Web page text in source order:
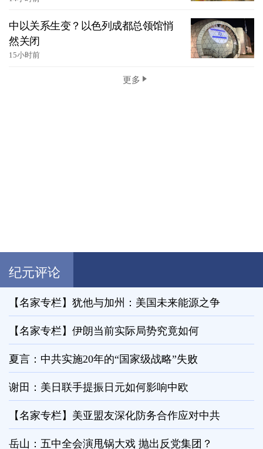
中以关系生变？以色列成都总领馆悄
然关闭
15小时前
更多
纪元评论
【名家专栏】犹他与加州：美国未来能源之争
【名家专栏】伊朗当前实际局势究竟如何
夏言：中共实施20年的“国家级战略”失败
谢田：美日联手提振日元如何影响中欧
【名家专栏】美亚盟友深化防务合作应对中共
岳山：五中全会演甩锅大戏 抛出反党集团？